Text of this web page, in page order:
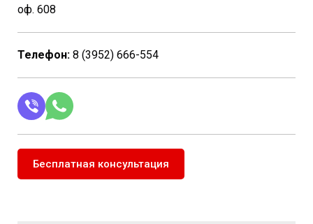
оф. 608
Телефон: 8 (3952) 666-554
Бесплатная консультация